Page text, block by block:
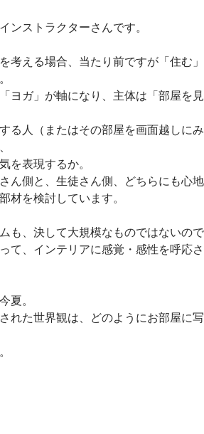
ンストラクターさんです。
考える場合、当たり前ですが「住む
ヨガ」が軸になり、主体は「部屋を
る人（またはその部屋を画面越しに
を表現するか。
ん側と、生徒さん側、どちらにも心
材を検討しています。
も、決して大規模なものではないの
て、インテリアに感覚・感性を呼応
夏。
れた世界観は、どのようにお部屋に